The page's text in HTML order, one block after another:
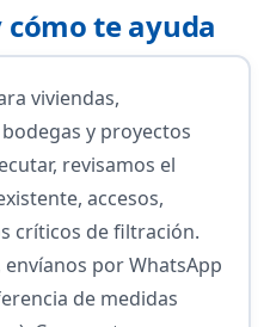
cómo te ayuda
viviendas,
y proyectos
revisamos el
accesos,
críticos de filtración.
por WhatsApp
de medidas